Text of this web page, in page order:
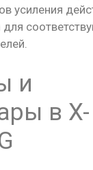
усиления
для
и
в X-